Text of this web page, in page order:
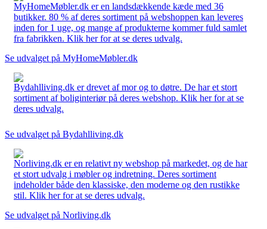
MyHomeMøbler.dk er en landsdækkende kæde med 36
butikker. 80 % af deres sortiment på webshoppen kan leveres
inden for 1 uge, og mange af produkterne kommer fuld samlet
fra fabrikken. Klik her for at se deres udvalg.
Se udvalget på MyHomeMøbler.dk
Bydahlliving.dk er drevet af mor og to døtre. De har et stort
sortiment af boliginteriør på deres webshop. Klik her for at se
deres udvalg.
Se udvalget på Bydahlliving.dk
Norliving.dk er en relativt ny webshop på markedet, og de har
et stort udvalg i møbler og indretning. Deres sortiment
indeholder både den klassiske, den moderne og den rustikke
stil. Klik her for at se deres udvalg.
Se udvalget på Norliving.dk